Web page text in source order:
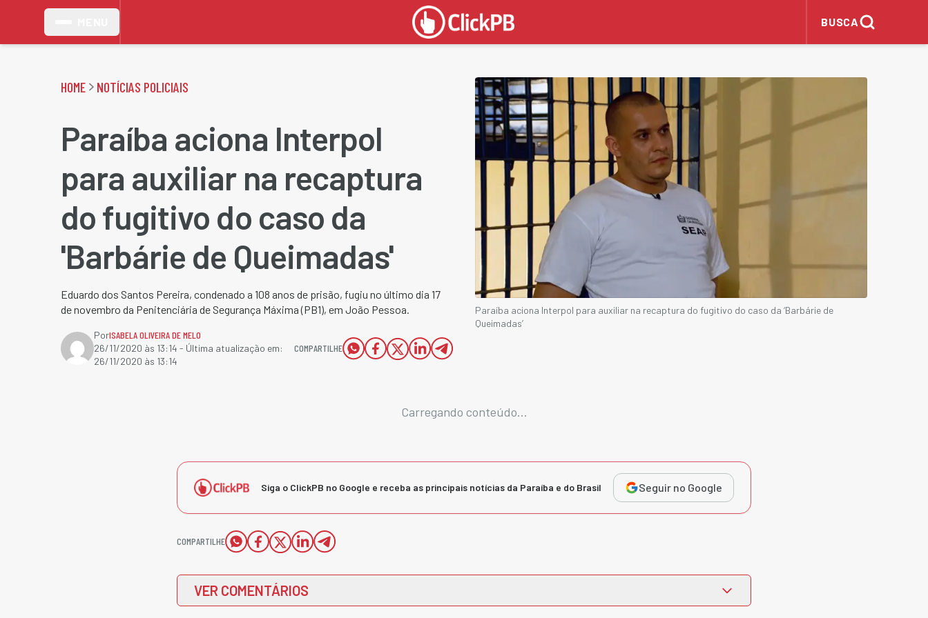
BUSCA
HOME NOTÍCIAS POLICIAIS
Paraíba aciona Interpol
para auxiliar na recaptura
do fugitivo do caso da
'Barbárie de Queimadas'
Eduardo dos Santos Pereira, condenado a 108 anos de prisão, fugiu no último dia 17
de novembro da Penitenciária de Segurança Máxima (PB1), em João Pessoa.
PorISABELA OLIVEIRA DE MELO
26/11/2020 às 13:14 - Última atualização em:
26/11/2020 às 13:14
COMPARTILHE
Paraíba aciona Interpol para auxiliar na recaptura do fugitivo do caso da ‘Barbárie de
Queimadas’
Carregando conteúdo...
Siga o ClickPB no Google e receba as principais notícias da Paraíba e do Brasil Seguir no Google
COMPARTILHE
VER COMENTÁRIOS